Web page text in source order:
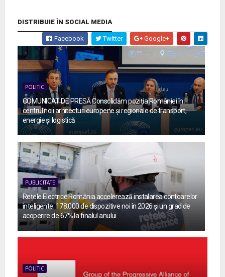
DISTRIBUIE ÎN SOCIAL MEDIA
Facebook Twitter Google+
POLITIC
COMUNICAT DE PRESĂ Consolidăm poziția României în
centrul noii arhitecturi europene și regionale de transport,
energie și logistică
PUBLICITATE
Rețele Electrice România accelerează instalarea contoarelor
inteligente: 178.000 de dispozitive noi în 2026 și un grad de
acoperire de 67% la finalul anului
POLITIC